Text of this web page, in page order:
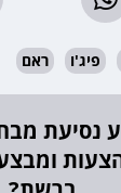
פיג'ו ראם
נסיעת